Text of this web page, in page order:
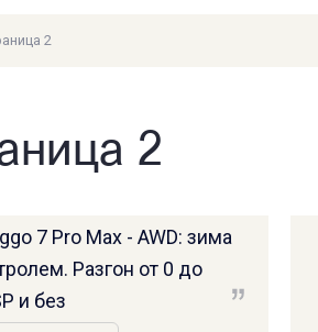
2
2
7 Pro Max - AWD: зима
Разгон от 0 до
и без